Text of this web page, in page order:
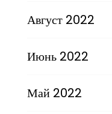
Август 2022
Июнь 2022
Май 2022